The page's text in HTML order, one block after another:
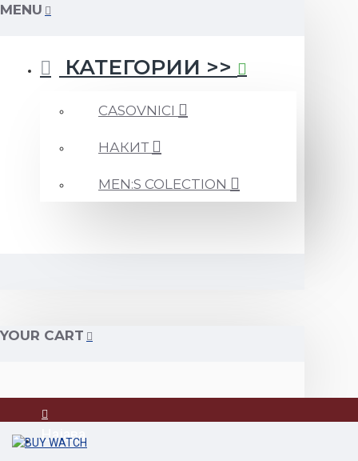
MENU
КАТЕГОРИИ >>
CASOVNICI
НАКИТ
MEN:S COLECTION
YOUR CART
Најава